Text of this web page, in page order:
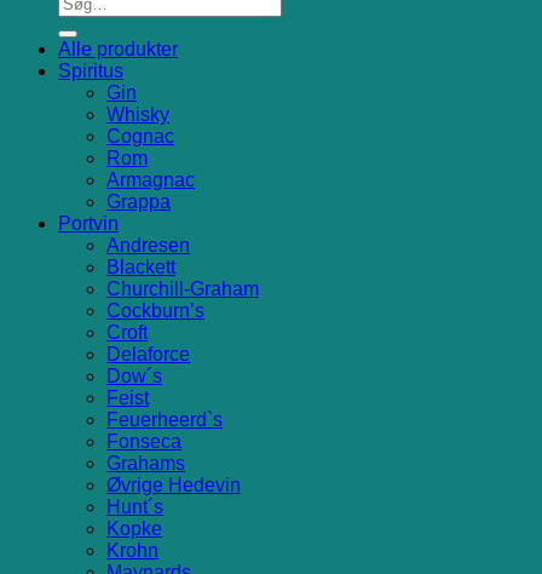
Alle produkter
Spiritus
Gin
Whisky
Cognac
Rom
Armagnac
Grappa
Portvin
Andresen
Blackett
Churchill-Graham
Cockburn’s
Croft
Delaforce
Dow´s
Feist
Feuerheerd`s
Fonseca
Grahams
Øvrige Hedevin
Hunt´s
Kopke
Krohn